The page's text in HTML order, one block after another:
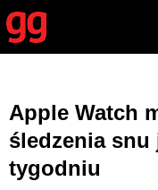
Apple Watch
śledzenia snu
tygodniu